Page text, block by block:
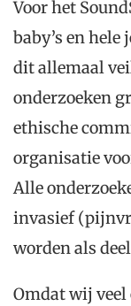
Voor het
baby’s en
dit allemaal
onderzoeken
ethische
organisatie
Alle
invasief
worden als
Omdat wij veel